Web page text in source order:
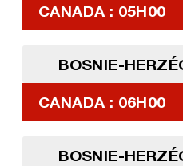
CANADA : 05H00
BOSNIE-
CANADA : 06H00
BOSNIE-